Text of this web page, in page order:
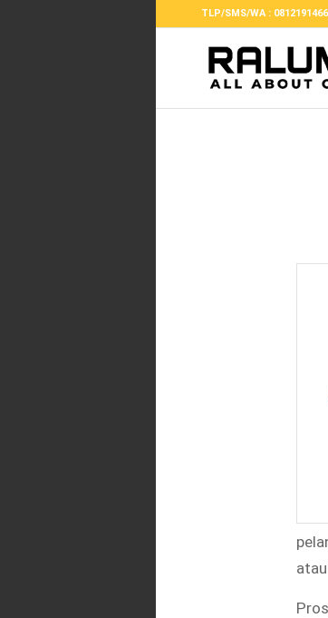
TLP/SMS/WA :